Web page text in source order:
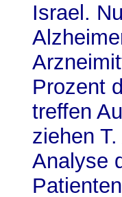
Israel.
Prozent
treffen
ziehen
Analyse